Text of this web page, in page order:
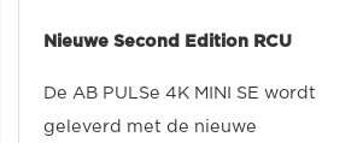
Nieuwe Second Edition RCU
De AB PULSe 4K MINI SE wordt
geleverd met de nieuwe